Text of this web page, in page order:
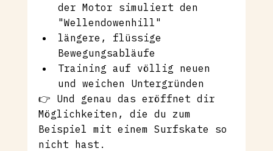
der Motor simuliert den
"Wellendowenhill"
längere, flüssige
Bewegungsabläufe
Training auf völlig neuen
und weichen Untergründen
👉 Und genau das eröffnet dir
Möglichkeiten, die du zum
Beispiel mit einem Surfskate so
nicht hast.